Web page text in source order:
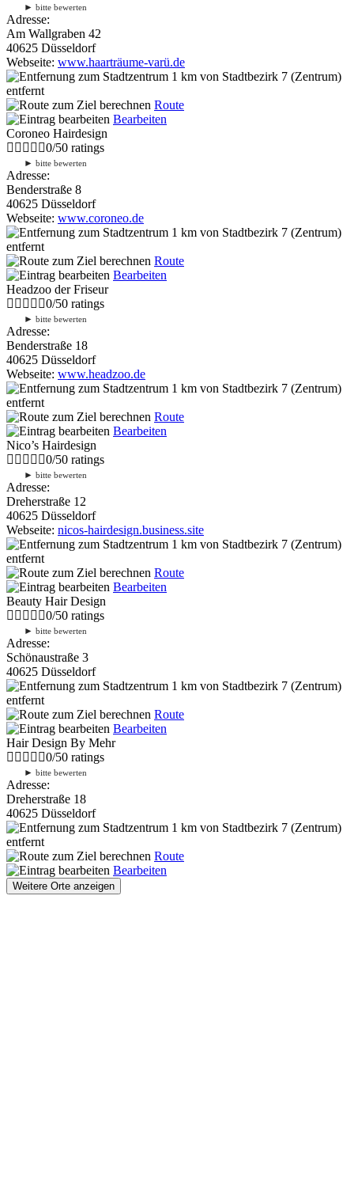
► bitte bewerten
Adresse:
Am Wallgraben 42
40625 Düsseldorf
Webseite: www.haarträume-varü.de
1 km von Stadtbezirk 7 (Zentrum)
entfernt
Route
Bearbeiten
Coroneo Hairdesign
0/50 ratings
► bitte bewerten
Adresse:
Benderstraße 8
40625 Düsseldorf
Webseite: www.coroneo.de
1 km von Stadtbezirk 7 (Zentrum)
entfernt
Route
Bearbeiten
Headzoo der Friseur
0/50 ratings
► bitte bewerten
Adresse:
Benderstraße 18
40625 Düsseldorf
Webseite: www.headzoo.de
1 km von Stadtbezirk 7 (Zentrum)
entfernt
Route
Bearbeiten
Nico’s Hairdesign
0/50 ratings
► bitte bewerten
Adresse:
Dreherstraße 12
40625 Düsseldorf
Webseite: nicos-hairdesign.business.site
1 km von Stadtbezirk 7 (Zentrum)
entfernt
Route
Bearbeiten
Beauty Hair Design
0/50 ratings
► bitte bewerten
Adresse:
Schönaustraße 3
40625 Düsseldorf
1 km von Stadtbezirk 7 (Zentrum)
entfernt
Route
Bearbeiten
Hair Design By Mehr
0/50 ratings
► bitte bewerten
Adresse:
Dreherstraße 18
40625 Düsseldorf
1 km von Stadtbezirk 7 (Zentrum)
entfernt
Route
Bearbeiten
Weitere Orte anzeigen